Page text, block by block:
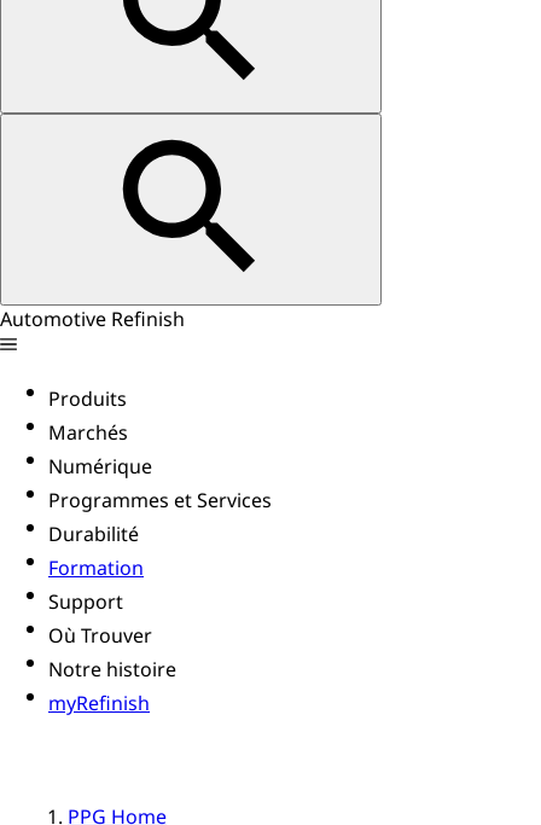
Automotive Refinish
Produits
Marchés
Numérique
Programmes et Services
Durabilité
Formation
Support
Où Trouver
Notre histoire
myRefinish
PPG Home